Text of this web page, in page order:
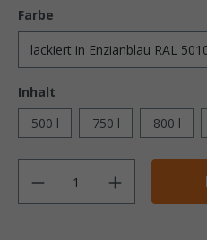
Farbe
Inhalt
500 l
750 l 800 l